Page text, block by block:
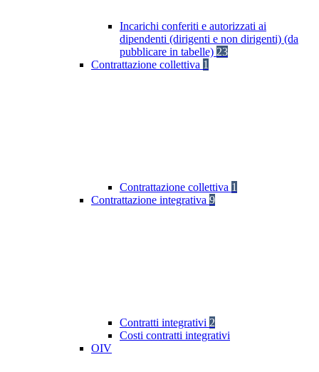
Incarichi conferiti e autorizzati ai
dipendenti (dirigenti e non dirigenti) (da
pubblicare in tabelle) 23
Contrattazione collettiva 1
Contrattazione collettiva 1
Contrattazione integrativa 9
Contratti integrativi 2
Costi contratti integrativi
OIV